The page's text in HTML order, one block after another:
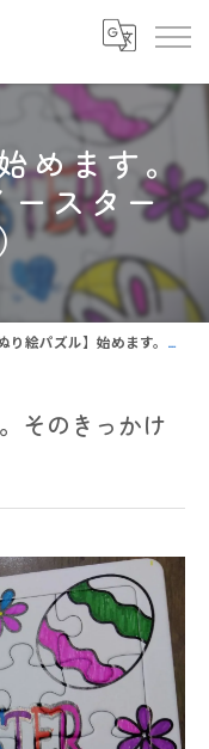
めます。
ースター
絵パズル】始めます。そのきっかけはイースター（復活祭）
そのきっかけ